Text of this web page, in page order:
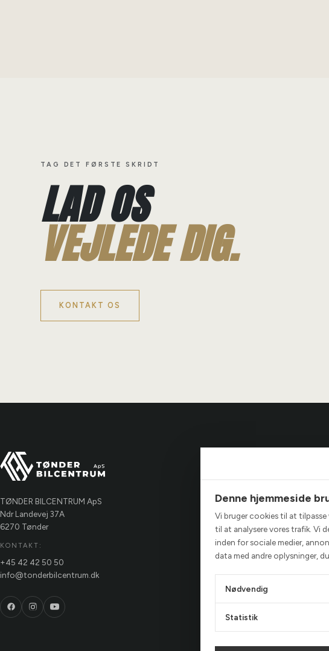
TAG DET FØRSTE SKRIDT
LAD OS
VEJLEDE DIG.
KONTAKT OS
TØNDER BILCENTRUM ApS
Ndr Landevej 37A
6270 Tønder
KONTAKT:
+45 42 42 50 50
info@tonderbilcentrum.dk
Ydelser
Værksted
Hvorfor TBC
Hvordan forløber et
Team
Denne hjemmeside
Vi bruger cookies til at
til at analysere vores trafik. Vi
inden for sociale medier,
data med andre oplysninger,
Nødvendig
Statistik